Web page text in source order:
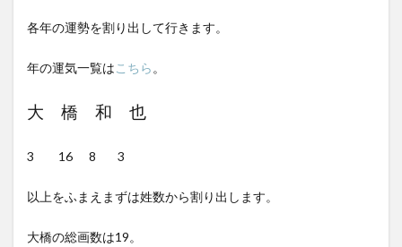
各年の運勢を割り出して行きます。
年の運気一覧は こちら 。
大 橋 和 也
3 16 8 3
以上をふまえまずは姓数から割り出します。
大橋の総画数は19。